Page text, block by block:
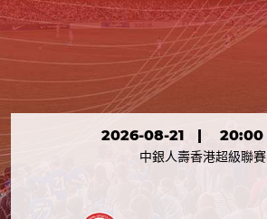
2026-08-21| 20:00
中銀人壽香港超級聯賽